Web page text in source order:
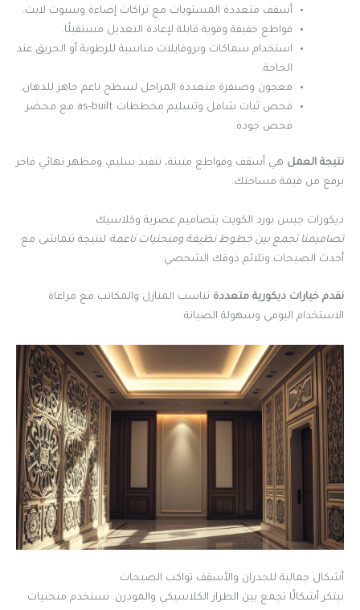
أسقف متعددة المستويات مع تراكات إضاءة وسبوت لايت.
قواطع خفيفة وقوية قابلة لإعادة التعديل مستقبلًا.
استخدام سماكات وبروفايلات مناسبة للرطوبة أو الحريق عند
الحاجة.
معجون وصنفرة متعددة المراحل لسطح ناعم جاهز للدهان.
فحص ثبات شامل وتسليم مخططات as-built مع محضر
فحص جودة.
نتيجة العمل هي أسقف وقواطع متينة، تنفيذ سليم، ومظهر نهائي فاخر
يرفع من قيمة مساحتك.
ديكورات جبس بورد الكويت بتصاميم عصرية وكلاسيك
تصاميمنا تجمع بين خطوط نظيفة ومنحنيات ناعمة لنتيجة تتماشى مع
أحدث الصيحات وتلائم ذوقك الشخصي.
نقدم خيارات ديكورية متعددة تناسب المنازل والمكاتب مع مراعاة
الاستخدام اليومي وسهولة الصيانة.
أشكال جمالية للجدران والأسقف تواكب الصيحات
نبتكر أشكالًا تجمع بين الطراز الكلاسيكي والمودرن. نستخدم منحنيات